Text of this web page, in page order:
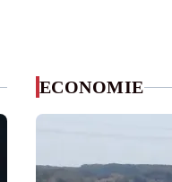
ECONOMIE